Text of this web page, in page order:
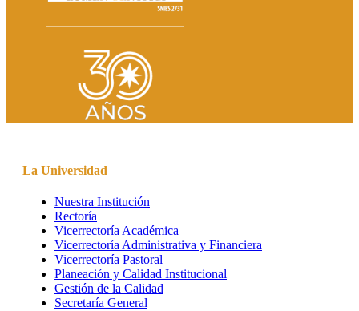
La Universidad
Nuestra Institución
Rectoría
Vicerrectoría Académica
Vicerrectoría Administrativa y Financiera
Vicerrectoría Pastoral
Planeación y Calidad Institucional
Gestión de la Calidad
Secretaría General